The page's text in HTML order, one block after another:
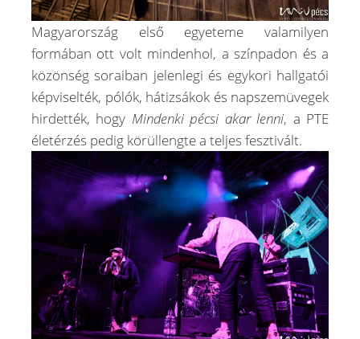
Magyarország első egyeteme valamilyen
formában ott volt mindenhol, a színpadon és a
közönség soraiban jelenlegi és egykori hallgatói
képviselték, pólók, hátizsákok és napszemüvegek
hirdették, hogy Mindenki pécsi akar lenni, a PTE
életérzés pedig körüllengte a teljes fesztivált.